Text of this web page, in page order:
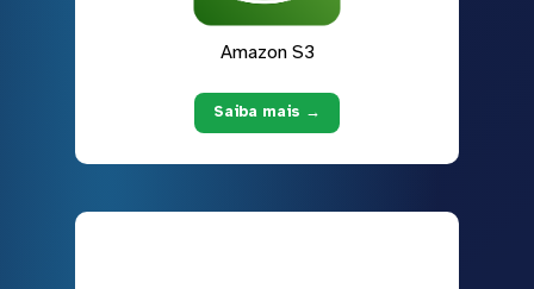
Amazon S3
Saiba mais →